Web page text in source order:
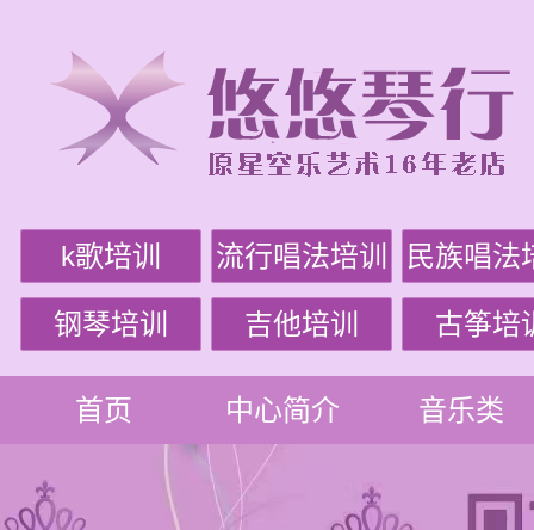
k歌培训 流行唱法培训 民族唱法
钢琴培训 吉他培训 古筝培
首页 中心简介 音乐类